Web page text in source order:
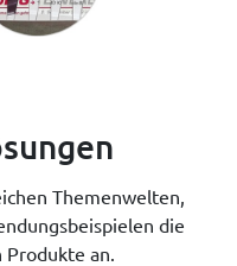
Themenwelten,
die
an.